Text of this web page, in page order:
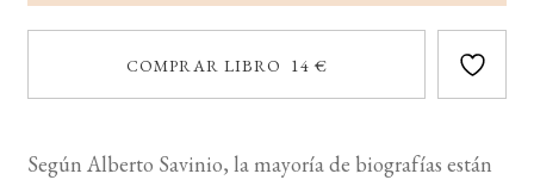
COMPRAR LIBRO 14 €
Según Alberto Savinio, la mayoría de biografías están